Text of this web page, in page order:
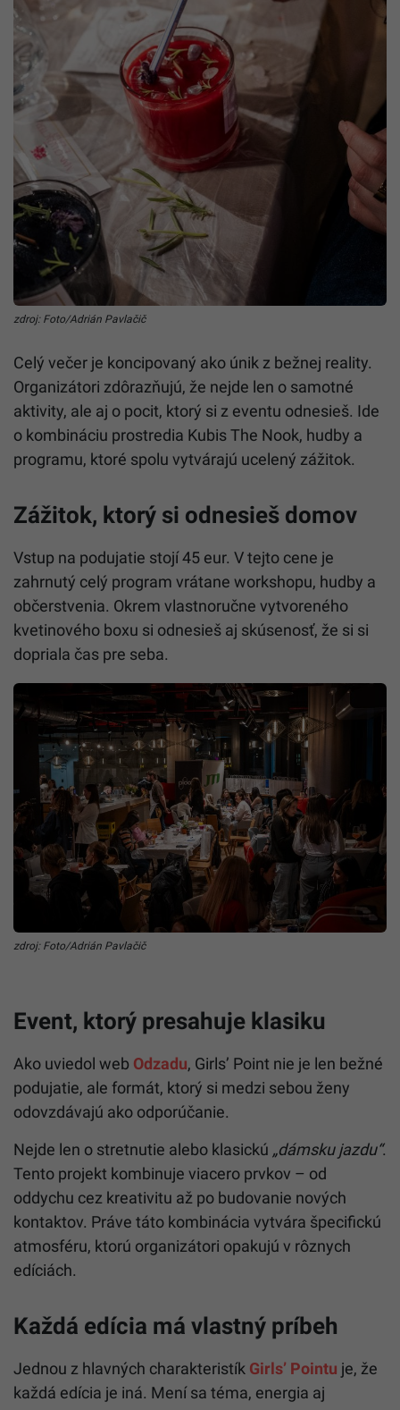
zdroj: Foto/Adrián Pavlačič
Celý večer je koncipovaný ako únik z bežnej reality.
Organizátori zdôrazňujú, že nejde len o samotné
aktivity, ale aj o pocit, ktorý si z eventu odnesieš. Ide
o kombináciu prostredia Kubis The Nook, hudby a
programu, ktoré spolu vytvárajú ucelený zážitok.
Zážitok, ktorý si odnesieš domov
Vstup na podujatie stojí 45 eur. V tejto cene je
zahrnutý celý program vrátane workshopu, hudby a
občerstvenia. Okrem vlastnoručne vytvoreného
kvetinového boxu si odnesieš aj skúsenosť, že si si
dopriala čas pre seba.
zdroj: Foto/Adrián Pavlačič
Event, ktorý presahuje klasiku
Ako uviedol web Odzadu, Girls’ Point nie je len bežné
podujatie, ale formát, ktorý si medzi sebou ženy
odovzdávajú ako odporúčanie.
Nejde len o stretnutie alebo klasickú „dámsku jazdu“.
Tento projekt kombinuje viacero prvkov – od
oddychu cez kreativitu až po budovanie nových
kontaktov. Práve táto kombinácia vytvára špecifickú
atmosféru, ktorú organizátori opakujú v rôznych
edíciách.
Každá edícia má vlastný príbeh
Jednou z hlavných charakteristík Girls’ Pointu je, že
každá edícia je iná. Mení sa téma, energia aj